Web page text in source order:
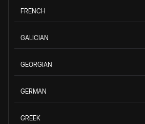
FRENCH
GALICIAN
GEORGIAN
GERMAN
GREEK